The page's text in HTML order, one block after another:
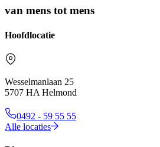
van mens tot mens
Hoofdlocatie
Wesselmanlaan 25
5707 HA Helmond
0492 - 59 55 55
Alle locaties